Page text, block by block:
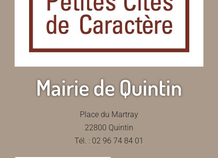
Mairie de Quintin
Place du Martray
22800 Quintin
Tél. : 02 96 74 84 01